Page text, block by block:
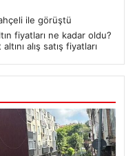
ile görüştü
fiyatları ne kadar oldu?
alış satış fiyatları